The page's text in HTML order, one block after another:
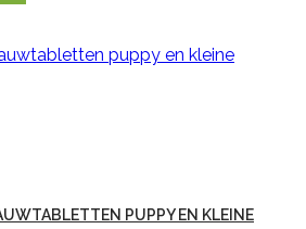
PUPPY EN KLEINE